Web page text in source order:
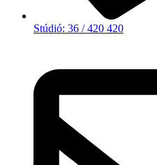
Stúdió: 36 / 420 420